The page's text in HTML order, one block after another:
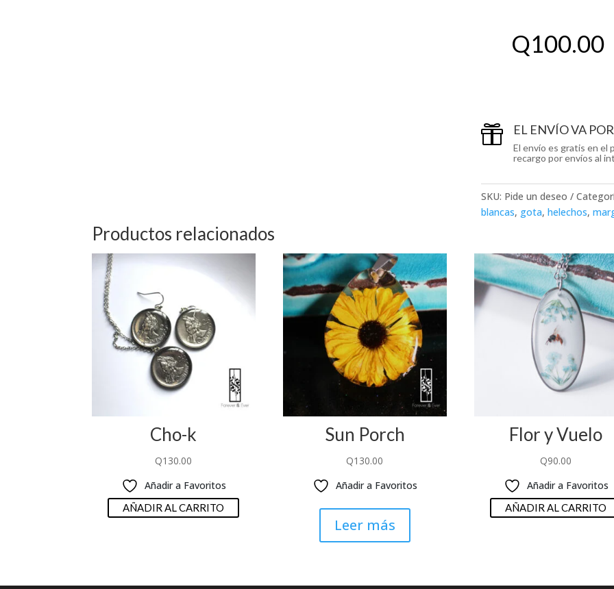
Q100.00
 EL ENVÍO VA
El envío es gratis en el
recargo por envíos al
SKU: Pide un deseo
blancas, gota, helechos,
Productos relacionados
Cho-k
Q130.00
Añadir a Favoritos
AÑADIR AL CARRITO
Sun Porch
Q130.00
Añadir a Favoritos
Leer más
Flor y Vuelo
Q90.00
Añadir a Favoritos
AÑADIR AL CARRITO